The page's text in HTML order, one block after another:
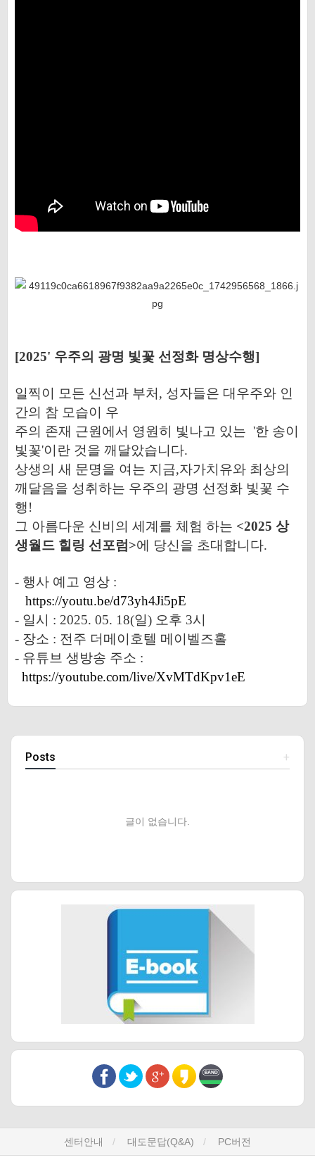
[2025' 우주의 광명 빛꽃 선정화 명상수행]
일찍이 모든 신선과 부처, 성자들은 대우주와 인
간의 참 모습이 우
주의 존재 근원에서 영원히 빛나고 있는 '한 송이
빛꽃'이란 것을 깨달았습니다.
상생의 새 문명을 여는 지금,자가치유와 최상의
깨달음을 성취하는 우주의 광명 선정화 빛꽃 수
행!
그 아름다운 신비의 세계를 체험 하는 <2025 상
생월드 힐링 선포럼>에 당신을 초대합니다.
- 행사 예고 영상 :
https://youtu.be/d73yh4Ji5pE
- 일시 : 2025. 05. 18(일) 오후 3시
- 장소 : 전주 더메이호텔 메이벨즈홀
- 유튜브 생방송 주소 :
https://youtube.com/live/XvMTdKpv1eE
+
Posts
글이 없습니다.
센터안내 대도문답(Q&A) PC버전